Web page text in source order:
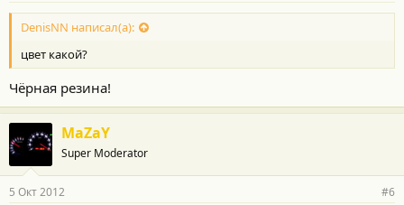
DenisNN написал(а):
цвет какой?
Чёрная резина!
MaZaY
Super Moderator
5 Окт 2012 #6